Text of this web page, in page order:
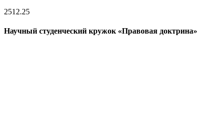
2512.25
Научный студенческий кружок «Правовая доктрина»